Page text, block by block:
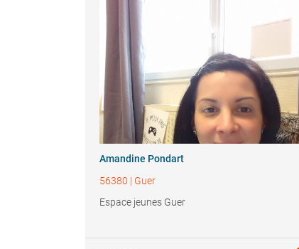
Amandine Pondart
56380 | Guer
Espace jeunes Guer